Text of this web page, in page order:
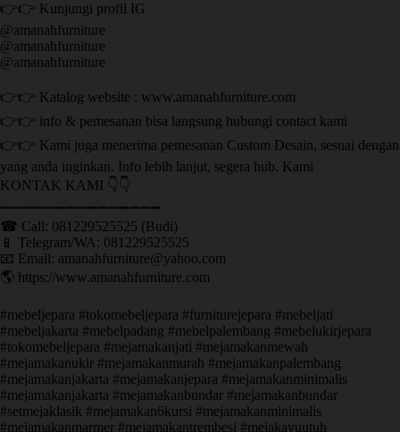
👉👉 Kunjungi profil IG
@amanahfurniture
@amanahfurniture
@amanahfurniture
👉👉 Katalog website : www.amanahfurniture.com
👉👉 info & pemesanan bisa langsung hubungi contact kami
👉👉 Kami juga menerima pemesanan Custom Desain, sesuai dengan
yang anda inginkan. Info lebih lanjut, segera hub. Kami
KONTAK KAMI 👇👇
➖➖➖➖➖➖➖➖➖➖➖➖➖➖➖ ㅤ
☎ Call: 081229525525 (Budi)
📱 Telegram/WA: 081229525525
📧 Email: amanahfurniture@yahoo.com
🌎 https://www.amanahfurniture.com
#mebeljepara #tokomebeljepara #furniturejepara #mebeljati
#mebeljakarta #mebelpadang #mebelpalembang #mebelukirjepara
#tokomebeljepara #mejamakanjati #mejamakanmewah
#mejamakanukir #mejamakanmurah #mejamakanpalembang
#mejamakanjakarta #mejamakanjepara #mejamakanminimalis
#mejamakanjakarta #mejamakanbundar #mejamakanbundar
#setmejaklasik #mejamakan6kursi #mejamakanminimalis
#mejamakanmarmer #mejamakantrembesi #mejakayuutuh